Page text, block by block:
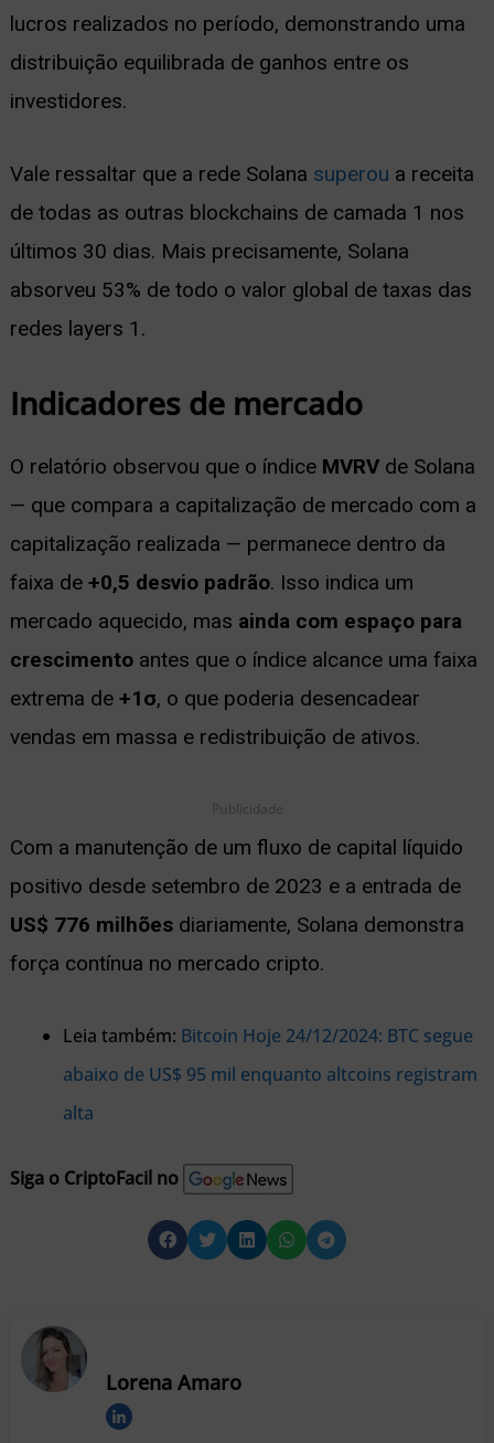
lucros realizados no período, demonstrando uma
distribuição equilibrada de ganhos entre os
investidores.
Vale ressaltar que a rede Solana superou a receita
de todas as outras blockchains de camada 1 nos
últimos 30 dias. Mais precisamente, Solana
absorveu 53% de todo o valor global de taxas das
redes layers 1.
Indicadores de mercado
O relatório observou que o índice MVRVde Solana
— que compara a capitalização de mercado com a
capitalização realizada — permanece dentro da
faixa de +0,5 desvio padrão. Isso indica um
mercado aquecido, mas ainda com espaço para
crescimentoantes que o índice alcance uma faixa
extrema de +1σ, o que poderia desencadear
vendas em massa e redistribuição de ativos.
Publicidade
Com a manutenção de um fluxo de capital líquido
positivo desde setembro de 2023 e a entrada de
US$ 776 milhõesdiariamente, Solana demonstra
força contínua no mercado cripto.
Leia também: Bitcoin Hoje 24/12/2024: BTC segue
abaixo de US$ 95 mil enquanto altcoins registram
alta
Siga o CriptoFacil no
Lorena Amaro